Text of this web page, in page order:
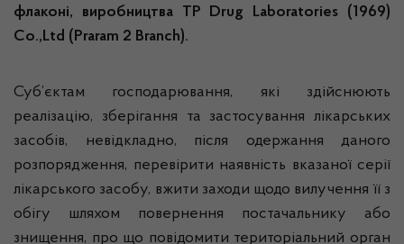
флаконі, виробництва TP Drug Laboratories (1969)
Co.,Ltd (Praram 2 Branch).
Суб’єктам господарювання, які здійснюють
реалізацію, зберігання та застосування лікарських
засобів, невідкладно, після одержання даного
розпорядження, перевірити наявність вказаної серії
лікарського засобу, вжити заходи щодо вилучення її з
обігу шляхом повернення постачальнику або
знищення, про що повідомити територіальний орган